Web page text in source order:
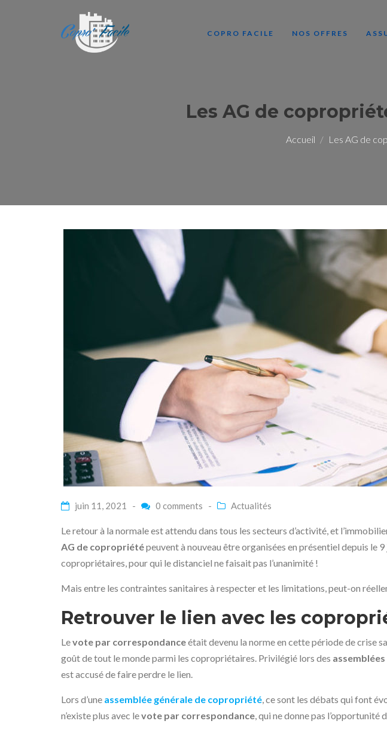
COPRO FACILE NOS OFFRES
Les AG de
Accueil Les AG de
juin 11, 2021 - 0 comments - Actualités
Le retour à la normale est attendu dans tous les secteurs d’activité, et
AG de copropriétépeuvent à nouveau être organisées en présentiel depuis le
copropriétaires, pour qui le distanciel ne faisait pas l’unanimité !
Mais entre les contraintes sanitaires à respecter et les limitations, peut-on
Retrouver le lien avec les
Levote par correspondanceétait devenu la norme en cette période de crise
goût de tout le monde parmi les copropriétaires. Privilégié lors des
est accusé de faire perdre le lien.
Lors d’une assemblée générale de copropriété, ce sont les débats qui font
n’existe plus avec levote par correspondance, qui ne donne pas l’opportunité